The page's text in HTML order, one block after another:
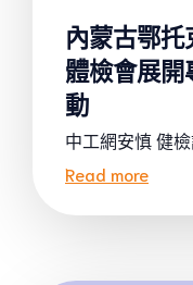
內蒙古鄂
體檢會展
動
中工網安慎 健
Read more